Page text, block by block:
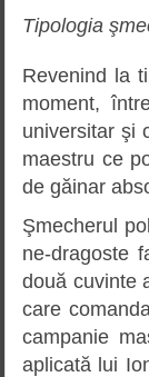
Tipologia
Revenind la
moment,
universitar şi
maestru ce
de găinar
Şmecherul
ne-dragoste
două cuvinte
care
campanie
aplicată lui